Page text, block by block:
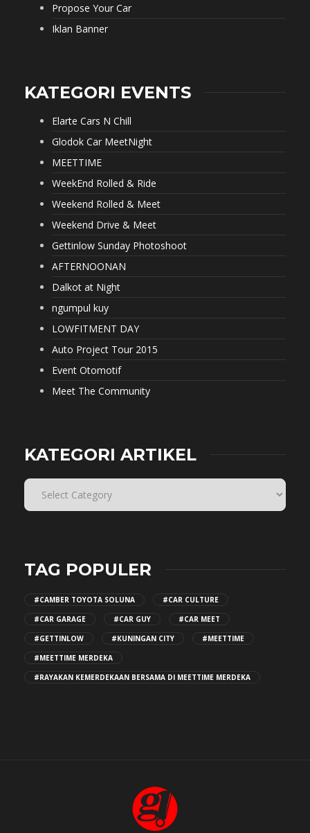
Propose Your Car
Iklan Banner
KATEGORI EVENTS
Elarte Cars N Chill
Glodok Car MeetNight
MEETTIME
WeekEnd Rolled & Ride
Weekend Rolled & Meet
Weekend Drive & Meet
Gettinlow Sunday Photoshoot
AFTERNOONAN
Dalkot at Night
ngumpul kuy
LOWFITMENT DAY
Auto Project Tour 2015
Event Otomotif
Meet The Community
KATEGORI ARTIKEL
TAG POPULER
#CAMBER TOYOTA SOLUNA
#CAR CULTURE
#CAR GARAGE
#CAR GUY
#CAR MEET
#GETTINLOW
#KUNINGAN CITY
#MEETTIME
#MEETTIME MERDEKA
#RAYAKAN KEMERDEKAAN BERSAMA DI MEETTIME MERDEKA